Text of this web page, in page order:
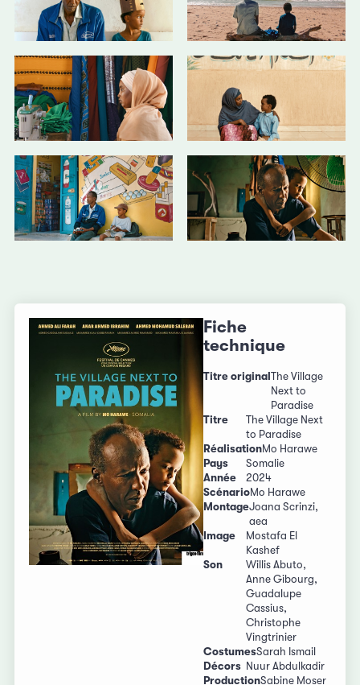
Fiche
technique
Titre original The Village
Next to
Paradise
Titre
The Village Next
to Paradise
RéalisationMo Harawe
Pays
Somalie
Année
2024
ScénarioMo Harawe
MontageJoana Scrinzi,
aea
Image
Mostafa El
Kashef
Son
Willis Abuto,
Anne Gibourg,
Guadalupe
Cassius,
Christophe
Vingtrinier
CostumesSarah Ismail
Décors Nuur Abdulkadir
ProductionSabine Moser